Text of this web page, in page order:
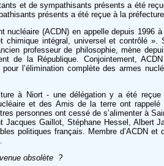
et de sympathisants présents a été
présents a été reçue à la
(ACDN) en appelle depuis 1996 à
chimique intégral, universel et contrôlé ».
professeur de philosophie, mène
de la République. Conjointement,
l’élimination complète des armes
à Niort - une délégation y a été
et des Amis de la terre ont
personnes ont cessé de s’alimenter à
Jacques Gaillot, Stéphane Hessel, Albert
politiques français. Membre d’ACDN
obsolète ?